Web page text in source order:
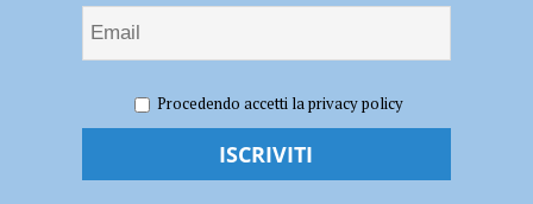
ferisce alle braccia e lancia il sangue ad agenti e medici poi li
aggredisce. I sindacati: “Così non va, servono investimenti”
Detenuto si ferisce alle braccia e lancia il
Procedendo accetti la privacy policy